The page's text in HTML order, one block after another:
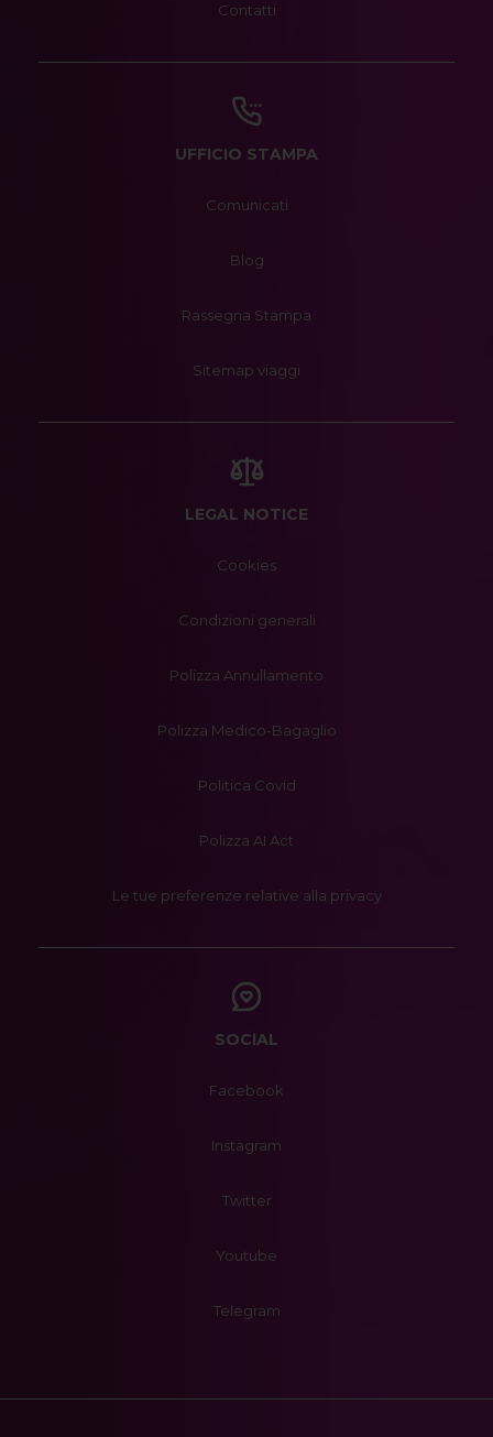
Contatti
UFFICIO STAMPA
Comunicati
Blog
Rassegna Stampa
Sitemap viaggi
LEGAL NOTICE
Cookies
Condizioni generali
Polizza Annullamento
Polizza Medico-Bagaglio
Politica Covid
Polizza AI Act
Le tue preferenze relative alla privacy
SOCIAL
Facebook
Instagram
Twitter
Youtube
Telegram